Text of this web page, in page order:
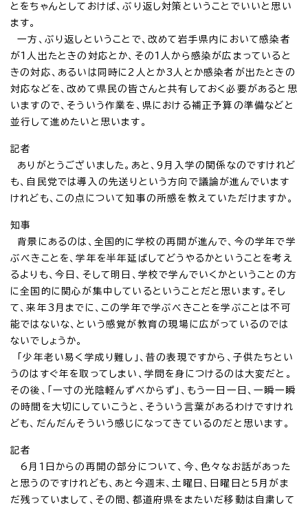
とをちゃんとしておけば、ぶり返し対策ということでいいと思い
ます。
一方、ぶり返しということで、改めて岩手県内において感染者
が1人出たときの対応とか、その1人から感染が広まっていると
きの対応、あるいは同時に2人とか3人とか感染者が出たときの
対応などを、改めて県民の皆さんと共有しておく必要があると思
いますので、そういう作業を、県における補正予算の準備などと
並行して進めたいと思います。
記者
ありがとうございました。あと、9月入学の関係なのですけれど
も、自民党では導入の先送りという方向で議論が進んでいます
けれども、この点について知事の所感を教えていただけますか。
知事
背景にあるのは、全国的に学校の再開が進んで、今の学年で学
ぶべきことを、学年を半年延ばしてどうやるかということを考え
るよりも、今日、そして明日、学校で学んでいくかということの方
に全国的に関心が集中しているということだと思います。そし
て、来年3月までに、この学年で学ぶべきことを学ぶことは不可
能ではないな、という感覚が教育の現場に広がっているのでは
ないでしょうか。
「少年老い易く学成り難し」、昔の表現ですから、子供たちとい
うのはすぐ年を取ってしまい、学問を身につけるのは大変だと。
その後、「一寸の光陰軽んずべからず」、もう一日一日、一瞬一瞬
の時間を大切にしていこうと、そういう言葉があるわけですけれ
ども、だんだんそういう感じになってきているのだと思います。
記者
6月1日からの再開の部分について、今、色々なお話があった
と思うのですけれども、あと今週末、土曜日、日曜日と5月がま
だ残っていまして、その間、都道府県をまたいだ移動は自粛して